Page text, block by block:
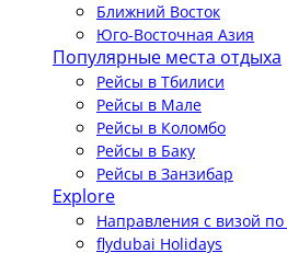
Ближний Восток
Юго-Восточная Азия
Популярные места отдыха
Рейсы в Тбилиси
Рейсы в Мале
Рейсы в Коломбо
Рейсы в Баку
Рейсы в Занзибар
Explore
Направления с визой
flydubai Holidays